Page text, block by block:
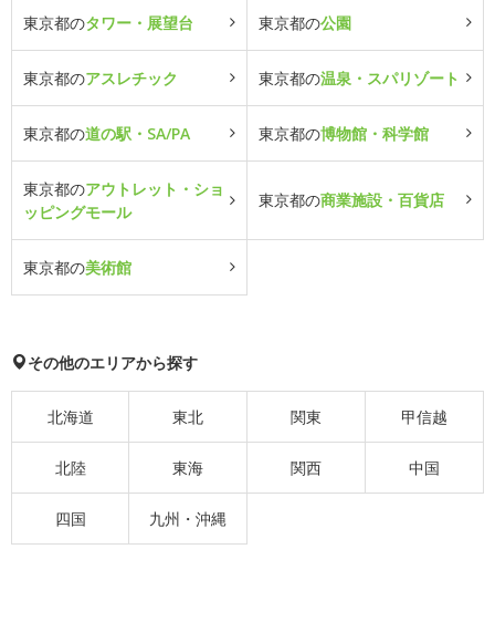
東京都のタワー・展望台 東京都の公園
東京都のアスレチック 東京都の温泉・スパリゾート
東京都の道の駅・SA/PA 東京都の博物館・科学館
東京都のアウトレット・ショ
ッピングモール
東京都の商業施設・百貨店
東京都の美術館
その他のエリアから探す
北海道 東北 関東 甲信越
北陸 東海 関西 中国
四国 九州・沖縄